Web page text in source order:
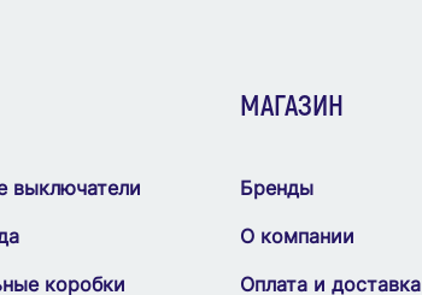
выключатели
коробки
МАГАЗИН
Бренды
О компании
Оплата и доставка